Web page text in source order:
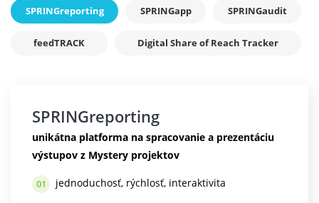
SPRINGreporting SPRINGapp SPRINGaudit
feedTRACK Digital Share of Reach Tracker
SPRINGreporting
unikátna platforma na spracovanie a prezentáciu
výstupov z Mystery projektov
01 jednoduchosť, rýchlosť, interaktivita